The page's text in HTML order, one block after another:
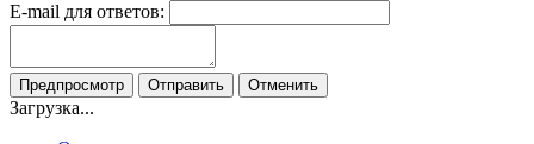
E-mail для ответов:
Загрузка...